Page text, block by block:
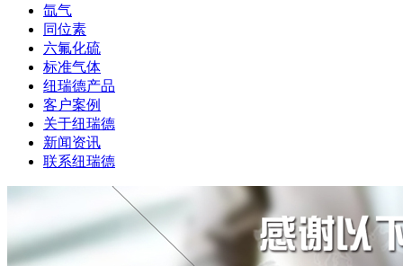
氙气
同位素
六氟化硫
标准气体
纽瑞德产品
客户案例
关于纽瑞德
新闻资讯
联系纽瑞德